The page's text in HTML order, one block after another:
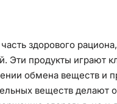
здорового
Эти продукты играют
обмена веществ и
веществ